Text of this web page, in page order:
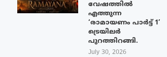
വേഷത്തിൽ
എത്തുന്ന
‘രാമായണം പാർട്ട് 1’
ട്രെയിലർ
പുറത്തിറങ്ങി.
July 30, 2026